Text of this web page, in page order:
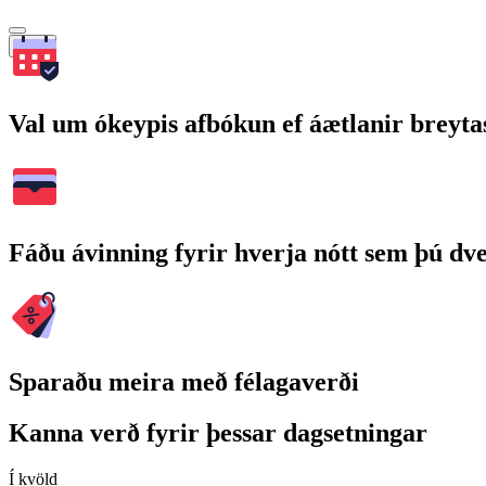
Leita
Val um ókeypis afbókun ef áætlanir
Fáðu ávinning fyrir hverja nótt sem þú
Sparaðu meira með félagaverði
Kanna verð fyrir þessar dagsetningar
Í kvöld